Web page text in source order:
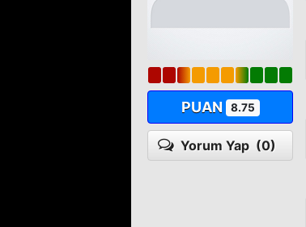
PUAN 8.75
Yorum Yap (0)